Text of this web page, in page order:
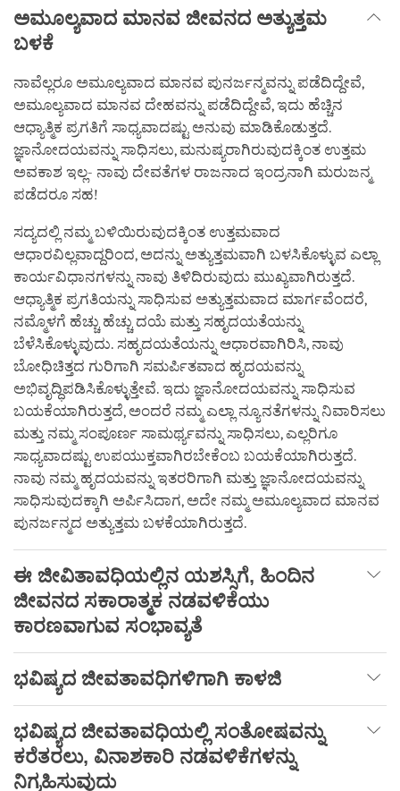
ಅಮೂಲ್ಯವಾದ ಮಾನವ ಜೀವನದ ಅತ್ಯುತ್ತಮ
ಬಳಕೆ
ನಾವೆಲ್ಲರೂ ಅಮೂಲ್ಯವಾದ ಮಾನವ ಪುನರ್ಜನ್ಮವನ್ನು ಪಡೆದಿದ್ದೇವೆ,
ಅಮೂಲ್ಯವಾದ ಮಾನವ ದೇಹವನ್ನು ಪಡೆದಿದ್ದೇವೆ, ಇದು ಹೆಚ್ಚಿನ
ಆಧ್ಯಾತ್ಮಿಕ ಪ್ರಗತಿಗೆ ಸಾಧ್ಯವಾದಷ್ಟು ಅನುವು ಮಾಡಿಕೊಡುತ್ತದೆ.
ಜ್ಞಾನೋದಯವನ್ನು ಸಾಧಿಸಲು, ಮನುಷ್ಯರಾಗಿರುವುದಕ್ಕಿಂತ ಉತ್ತಮ
ಅವಕಾಶ ಇಲ್ಲ- ನಾವು ದೇವತೆಗಳ ರಾಜನಾದ ಇಂದ್ರನಾಗಿ ಮರುಜನ್ಮ
ಪಡೆದರೂ ಸಹ!
ಸದ್ಯದಲ್ಲಿ ನಮ್ಮ ಬಳಿಯಿರುವುದಕ್ಕಿಂತ ಉತ್ತಮವಾದ
ಆಧಾರವಿಲ್ಲವಾದ್ದರಿಂದ, ಅದನ್ನು ಅತ್ಯುತ್ತಮವಾಗಿ ಬಳಸಿಕೊಳ್ಳುವ ಎಲ್ಲಾ
ಕಾರ್ಯವಿಧಾನಗಳನ್ನು ನಾವು ತಿಳಿದಿರುವುದು ಮುಖ್ಯವಾಗಿರುತ್ತದೆ.
ಆಧ್ಯಾತ್ಮಿಕ ಪ್ರಗತಿಯನ್ನು ಸಾಧಿಸುವ ಅತ್ಯುತ್ತಮವಾದ ಮಾರ್ಗವೆಂದರೆ,
ನಮ್ಮೊಳಗೆ ಹೆಚ್ಚು ಹೆಚ್ಚು ದಯೆ ಮತ್ತು ಸಹೃದಯತೆಯನ್ನು
ಬೆಳೆಸಿಕೊಳ್ಳುವುದು. ಸಹೃದಯತೆಯನ್ನು ಆಧಾರವಾಗಿರಿಸಿ, ನಾವು
ಬೋಧಿಚಿತ್ತದ ಗುರಿಗಾಗಿ ಸಮರ್ಪಿತವಾದ ಹೃದಯವನ್ನು
ಅಭಿವೃದ್ಧಿಪಡಿಸಿಕೊಳ್ಳುತ್ತೇವೆ. ಇದು ಜ್ಞಾನೋದಯವನ್ನು ಸಾಧಿಸುವ
ಬಯಕೆಯಾಗಿರುತ್ತದೆ, ಅಂದರೆ ನಮ್ಮ ಎಲ್ಲಾ ನ್ಯೂನತೆಗಳನ್ನು ನಿವಾರಿಸಲು
ಮತ್ತು ನಮ್ಮ ಸಂಪೂರ್ಣ ಸಾಮರ್ಥ್ಯವನ್ನು ಸಾಧಿಸಲು, ಎಲ್ಲರಿಗೂ
ಸಾಧ್ಯವಾದಷ್ಟು ಉಪಯುಕ್ತವಾಗಿರಬೇಕೆಂಬ ಬಯಕೆಯಾಗಿರುತ್ತದೆ.
ನಾವು ನಮ್ಮ ಹೃದಯವನ್ನು ಇತರರಿಗಾಗಿ ಮತ್ತು ಜ್ಞಾನೋದಯವನ್ನು
ಸಾಧಿಸುವುದಕ್ಕಾಗಿ ಅರ್ಪಿಸಿದಾಗ, ಅದೇ ನಮ್ಮ ಅಮೂಲ್ಯವಾದ ಮಾನವ
ಪುನರ್ಜನ್ಮದ ಅತ್ಯುತ್ತಮ ಬಳಕೆಯಾಗಿರುತ್ತದೆ.
ಈ ಜೀವಿತಾವಧಿಯಲ್ಲಿನ ಯಶಸ್ಸಿಗೆ, ಹಿಂದಿನ
ಜೀವನದ ಸಕಾರಾತ್ಮಕ ನಡವಳಿಕೆಯು
ಕಾರಣವಾಗುವ ಸಂಭಾವ್ಯತೆ
ಭವಿಷ್ಯದ ಜೀವತಾವಧಿಗಳಿಗಾಗಿ ಕಾಳಜಿ
ಭವಿಷ್ಯದ ಜೀವತಾವಧಿಯಲ್ಲಿ ಸಂತೋಷವನ್ನು
ಕರೆತರಲು, ವಿನಾಶಕಾರಿ ನಡವಳಿಕೆಗಳನ್ನು
ನಿಗ್ರಹಿಸುವುದು